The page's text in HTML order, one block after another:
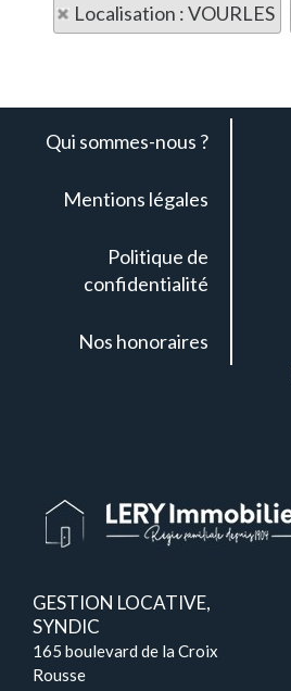
Localisation : VOURLES
Qui sommes-nous ?
Mentions légales
Politique de
confidentialité
Nos honoraires
GESTION LOCATIVE,
SYNDIC
165 boulevard de la Croix
Rousse